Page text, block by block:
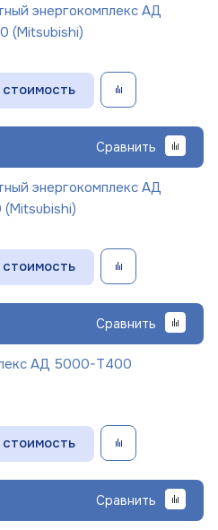
энергокомплекс АД
(Mitsubishi)
Сравнить
энергокомплекс АД
Сравнить
АД 5000-Т400
Сравнить